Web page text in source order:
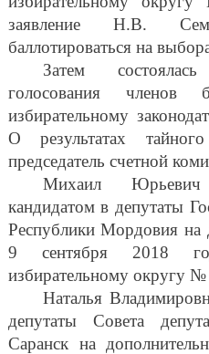
заявление Н.В.
баллотироваться на
Затем
голосования членов
избирательному
О результатах
председатель счетной
Михаил
кандидатом в депутаты
Республики Мордовия на
9 сентября 2018
избирательному округу
Наталья
депутаты Совета
Саранск на